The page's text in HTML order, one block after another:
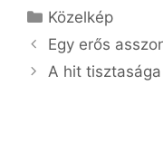
Kategória
Közelkép
Egy erős
A hit tisztasága